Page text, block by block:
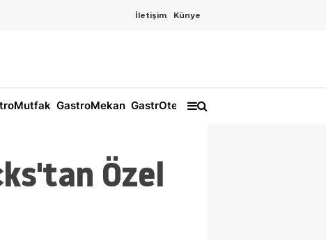
İletişim Künye
GastroMekan GastrOtel
Özel